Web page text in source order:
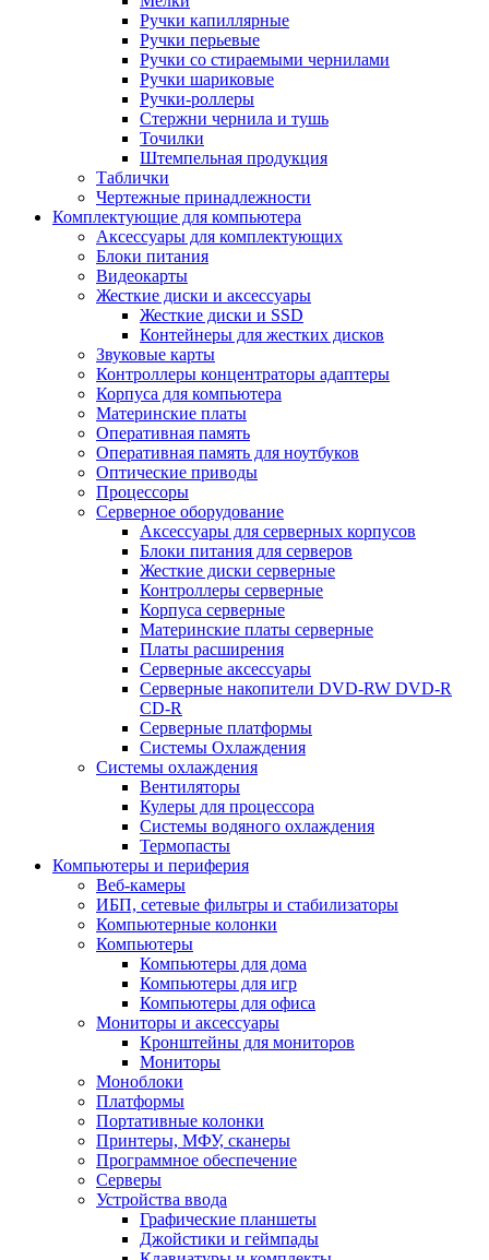
Ручки капиллярные
Ручки перьевые
Ручки со стираемыми чернилами
Ручки шариковые
Ручки-роллеры
Стержни чернила и тушь
Точилки
Штемпельная продукция
Таблички
Чертежные принадлежности
Комплектующие для компьютера
Аксессуары для комплектующих
Блоки питания
Видеокарты
Жесткие диски и аксессуары
Жесткие диски и SSD
Контейнеры для жестких дисков
Звуковые карты
Контроллеры концентраторы адаптеры
Корпуса для компьютера
Материнские платы
Оперативная память
Оперативная память для ноутбуков
Оптические приводы
Процессоры
Серверное оборудование
Аксессуары для серверных корпусов
Блоки питания для серверов
Жесткие диски серверные
Контроллеры серверные
Корпуса серверные
Материнские платы серверные
Платы расширения
Серверные аксессуары
Серверные накопители DVD-RW DVD-R
CD-R
Серверные платформы
Системы Охлаждения
Системы охлаждения
Вентиляторы
Кулеры для процессора
Системы водяного охлаждения
Термопасты
Компьютеры и периферия
Веб-камеры
ИБП, сетевые фильтры и стабилизаторы
Компьютерные колонки
Компьютеры
Компьютеры для дома
Компьютеры для игр
Компьютеры для офиса
Мониторы и аксессуары
Кронштейны для мониторов
Мониторы
Моноблоки
Платформы
Портативные колонки
Принтеры, МФУ, сканеры
Программное обеспечение
Серверы
Устройства ввода
Графические планшеты
Джойстики и геймпады